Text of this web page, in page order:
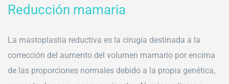
Reducción mamaria
La mastoplastia reductiva es la cirugía destinada a la
corrección del aumento del volumen mamario por encima
de las proporciones normales debido a la propia genética,